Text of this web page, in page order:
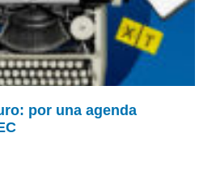
por una agenda